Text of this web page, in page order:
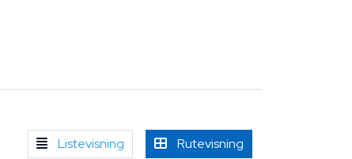
Listevisning Rutevisning